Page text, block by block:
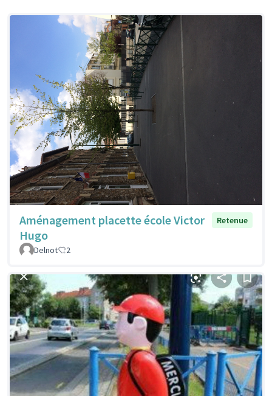
Aménagement placette école Victor
Hugo
Retenue
Delnot 2